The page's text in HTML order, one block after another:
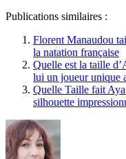
Publications similaires :
Florent Manaudou
la natation française
Quelle est la taille
lui un joueur unique
Quelle Taille fait Aya
silhouette